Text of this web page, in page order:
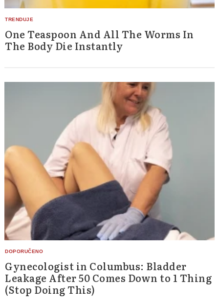
One Teaspoon And All The Worms In
The Body Die Instantly
Gynecologist in Columbus: Bladder
Leakage After 50 Comes Down to 1 Thing
(Stop Doing This)